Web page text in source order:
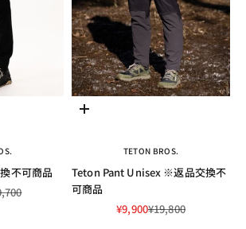
不可商品
価格
オプションを選択
TETON BROS.
Teton Pant Unisex ※返品交換不
可商品
セール価格
¥9,900通常価格
¥19,800